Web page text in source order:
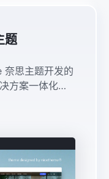
题
思主题开发的
方案一体化
技、零售、服务